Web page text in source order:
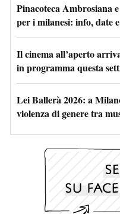
Pinacoteca Ambrosiana
per i milanesi: info, date
Il cinema all’aperto
in programma questa
Lei Ballerà 2026: a
violenza di genere tra